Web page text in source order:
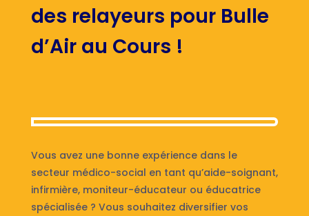
des relayeurs pour Bulle
d’Air au Cours !
Vous avez une bonne expérience dans le
secteur médico-social en tant qu’aide-soignant,
infirmière, moniteur-éducateur ou éducatrice
spécialisée ? Vous souhaitez diversifier vos